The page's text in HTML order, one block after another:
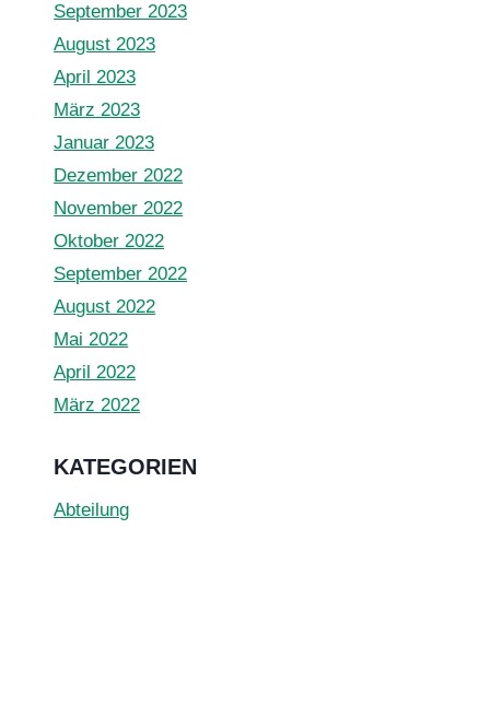
September 2023
August 2023
April 2023
März 2023
Januar 2023
Dezember 2022
November 2022
Oktober 2022
September 2022
August 2022
Mai 2022
April 2022
März 2022
KATEGORIEN
Abteilung